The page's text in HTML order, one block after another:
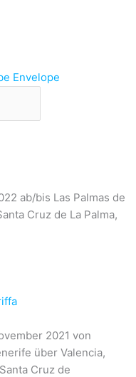
Envelope
ab/bis Las Palmas de
Cruz de La Palma,
2021 von
über Valencia,
Cruz de